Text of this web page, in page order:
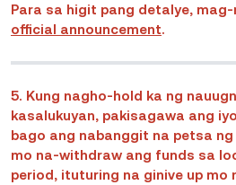
Para sa higit pang detalye,
official announcement.
5. Kung nagho-hold ka ng
kasalukuyan, pakisagawa ang
bago ang nabanggit na petsa
mo na-withdraw ang funds sa
period, ituturing na ginive up mo